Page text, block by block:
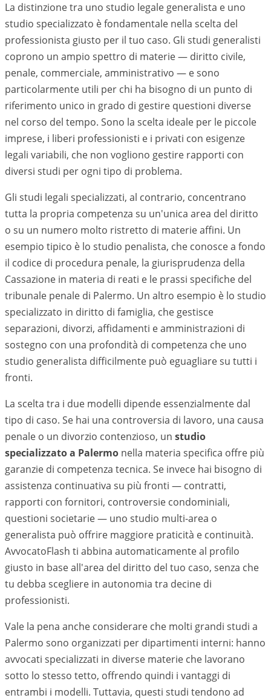
La distinzione tra uno studio legale generalista e uno
studio specializzato è fondamentale nella scelta del
professionista giusto per il tuo caso. Gli studi generalisti
coprono un ampio spettro di materie — diritto civile,
penale, commerciale, amministrativo — e sono
particolarmente utili per chi ha bisogno di un punto di
riferimento unico in grado di gestire questioni diverse
nel corso del tempo. Sono la scelta ideale per le piccole
imprese, i liberi professionisti e i privati con esigenze
legali variabili, che non vogliono gestire rapporti con
diversi studi per ogni tipo di problema.
Gli studi legali specializzati, al contrario, concentrano
tutta la propria competenza su un'unica area del diritto
o su un numero molto ristretto di materie affini. Un
esempio tipico è lo studio penalista, che conosce a fondo
il codice di procedura penale, la giurisprudenza della
Cassazione in materia di reati e le prassi specifiche del
tribunale penale di Palermo. Un altro esempio è lo studio
specializzato in diritto di famiglia, che gestisce
separazioni, divorzi, affidamenti e amministrazioni di
sostegno con una profondità di competenza che uno
studio generalista difficilmente può eguagliare su tutti i
fronti.
La scelta tra i due modelli dipende essenzialmente dal
tipo di caso. Se hai una controversia di lavoro, una causa
penale o un divorzio contenzioso, un studio
specializzato a Palermo nella materia specifica offre più
garanzie di competenza tecnica. Se invece hai bisogno di
assistenza continuativa su più fronti — contratti,
rapporti con fornitori, controversie condominiali,
questioni societarie — uno studio multi-area o
generalista può offrire maggiore praticità e continuità.
AvvocatoFlash ti abbina automaticamente al profilo
giusto in base all'area del diritto del tuo caso, senza che
tu debba scegliere in autonomia tra decine di
professionisti.
Vale la pena anche considerare che molti grandi studi a
Palermo sono organizzati per dipartimenti interni: hanno
avvocati specializzati in diverse materie che lavorano
sotto lo stesso tetto, offrendo quindi i vantaggi di
entrambi i modelli. Tuttavia, questi studi tendono ad